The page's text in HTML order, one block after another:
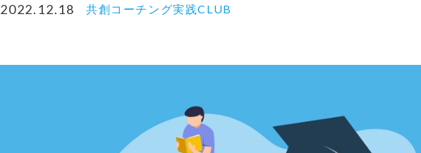
2022.12.18 共創コーチング実践CLUB